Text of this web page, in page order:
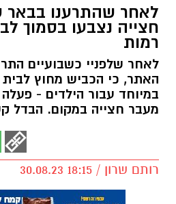
לאחר שהתרענו בבאר
חצייה נצבעו בסמוך
רמות
לאחר שלפניי כשבועיים
האתר, כי הכביש מחוץ
במיוחד עבור הילדים - פעלה
מעבר חצייה במקום. הבדל
רותם שרון / 18:15 30.08.23